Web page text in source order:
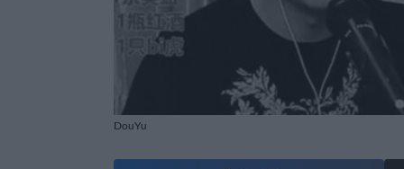
DouYu